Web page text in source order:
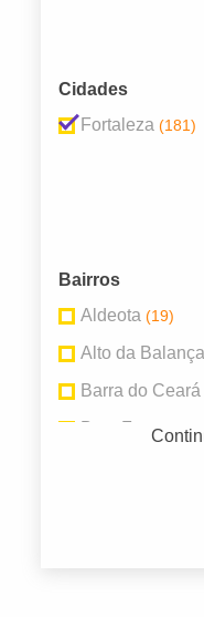
Cidades
Fortaleza (181)
Bairros
Aldeota (19)
Alto da Balança
Barra do Ceará
Bom Futuro(3)